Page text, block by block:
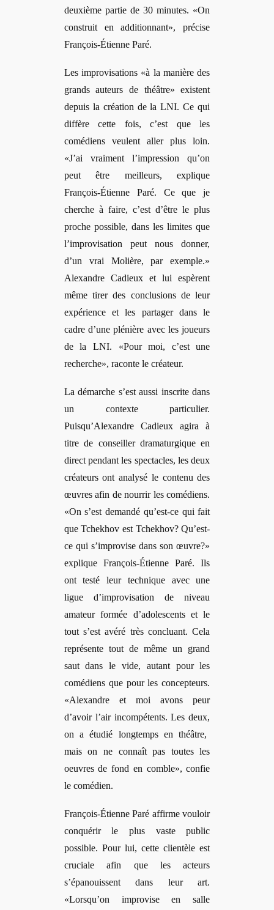
deuxième partie de 30 minutes. «On
construit en additionnant», précise
François-Étienne Paré.
Les improvisations «à la manière des
grands auteurs de théâtre» existent
depuis la création de la LNI. Ce qui
diffère cette fois, c’est que les
comédiens veulent aller plus loin.
«J’ai vraiment l’impression qu’on
peut être meilleurs, explique
François-Étienne Paré. Ce que je
cherche à faire, c’est d’être le plus
proche possible, dans les limites que
l’improvisation peut nous donner,
d’un vrai Molière, par exemple.»
Alexandre Cadieux et lui espèrent
même tirer des conclusions de leur
expérience et les partager dans le
cadre d’une plénière avec les joueurs
de la LNI. «Pour moi, c’est une
recherche», raconte le créateur.
La démarche s’est aussi inscrite dans
un contexte particulier.
Puisqu’Alexandre Cadieux agira à
titre de conseiller dramaturgique en
direct pendant les spectacles, les deux
créateurs ont analysé le contenu des
œuvres afin de nourrir les comédiens.
«On s’est demandé qu’est-ce qui fait
que Tchekhov est Tchekhov? Qu’est-
ce qui s’improvise dans son œuvre?»
explique François-Étienne Paré. Ils
onttesté leur technique avec une
ligue d’improvisation de niveau
amateur formée d’adolescents et le
tout s’est avéré très concluant.Cela
représente tout de même un grand
saut dans le vide, autant pour les
comédiens que pour les concepteurs.
«Alexandre et moi avons peur
d’avoir l’air incompétents. Les deux,
on aétudié longtemps en théâtre,
mais on ne connaît pas toutes les
oeuvres de fond en comble», confie
le comédien.
François-Étienne Paré affirme vouloir
conquérir le plus vaste public
possible. Pour lui, cette clientèle est
cruciale afin que les acteurs
s’épanouissent dans leur art.
«Lorsqu’on improvise en salle